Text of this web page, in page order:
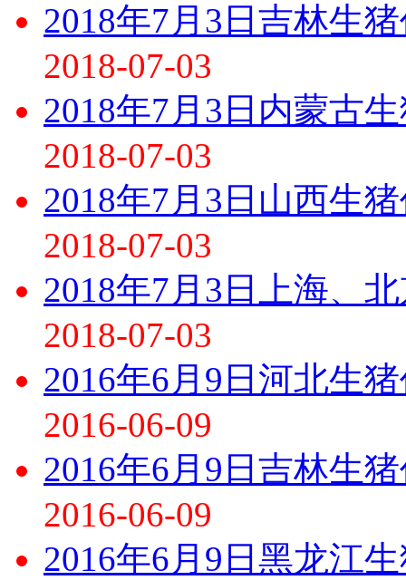
2018年7月3日吉林生
2018-07-03
2018年7月3日内蒙古
2018-07-03
2018年7月3日山西生
2018-07-03
2018年7月3日上海、
2018-07-03
2016年6月9日河北生
2016-06-09
2016年6月9日吉林生
2016-06-09
2016年6月9日黑龙江